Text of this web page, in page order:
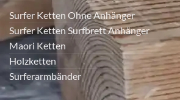
Surfer Ketten Ohne Anhänger
Surfer Ketten Surfbrett Anhänger
Maori Ketten
Holzketten
Surferarmbänder